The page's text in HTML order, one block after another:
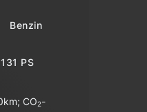
Benzin
PS
; CO2-